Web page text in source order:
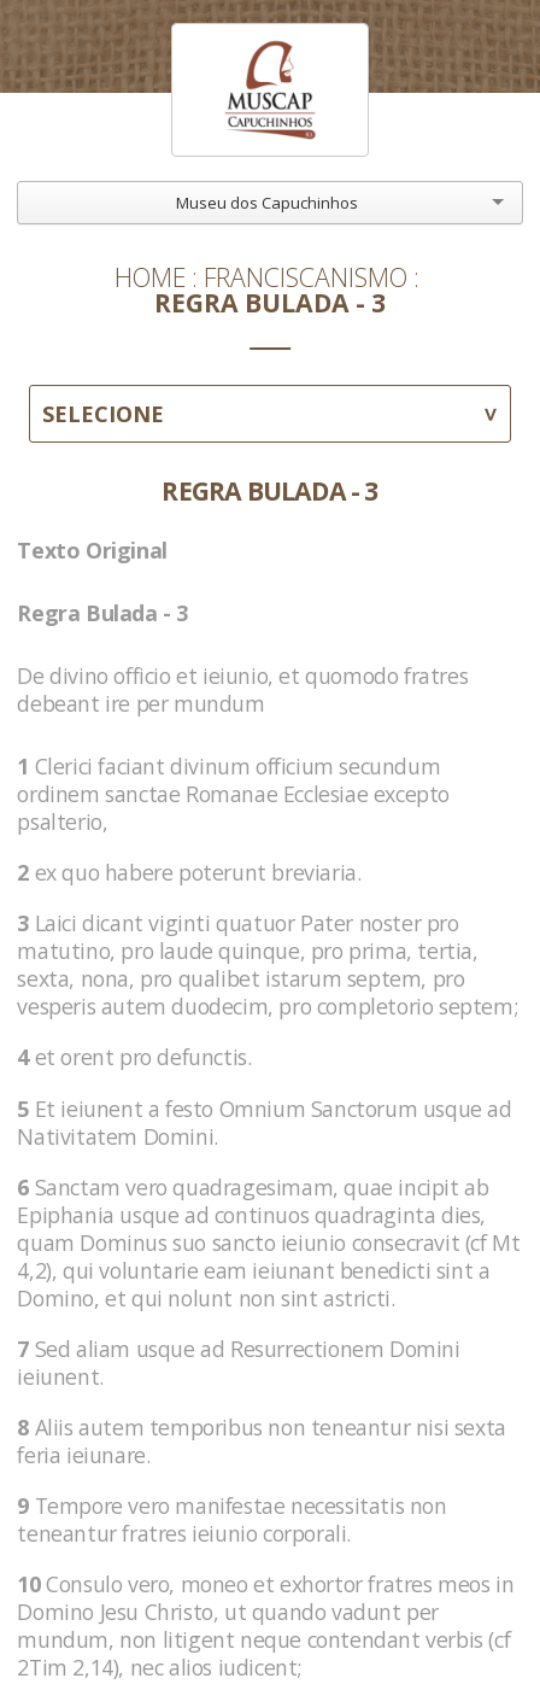
Museu dos Capuchinhos
HOME FRANCISCANISMO
REGRA BULADA - 3
SELECIONE
REGRA BULADA - 3
Texto Original
Regra Bulada - 3
De divino officio et ieiunio, et quomodo fratres
debeant ire per mundum
1 Clerici faciant divinum officium secundum
ordinem sanctae Romanae Ecclesiae excepto
psalterio,
2 ex quo habere poterunt breviaria.
3 Laici dicant viginti quatuor Pater noster pro
matutino, pro laude quinque, pro prima, tertia,
sexta, nona, pro qualibet istarum septem, pro
vesperis autem duodecim, pro completorio septem;
4et orent pro defunctis.
5 Et ieiunent a festo Omnium Sanctorum usque ad
Nativitatem Domini.
6 Sanctam vero quadragesimam, quae incipit ab
Epiphania usque ad continuos quadraginta dies,
quam Dominus suo sancto ieiunio consecravit (cf Mt
4,2), qui voluntarie eam ieiunant benedicti sint a
Domino, et qui nolunt non sint astricti.
7 Sed aliam usque ad Resurrectionem Domini
ieiunent.
8 Aliis autem temporibus non teneantur nisi sexta
feria ieiunare.
9 Tempore vero manifestae necessitatis non
teneantur fratres ieiunio corporali.
10Consulo vero, moneo et exhortor fratres meos in
Domino Jesu Christo, ut quando vadunt per
mundum, non litigent neque contendant verbis (cf
2Tim 2,14), nec alios iudicent;